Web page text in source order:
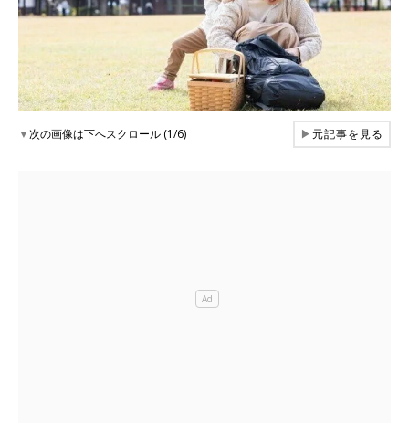
▼次の画像は下へスクロール (1/6) ▶元記事を見る